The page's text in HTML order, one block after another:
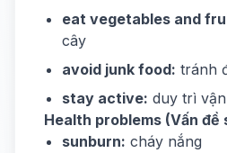
eat vegetables and
cây
avoid junk food: tránh
stay active: duy trì
Health problems (Vấn đề
sunburn: cháy nắng